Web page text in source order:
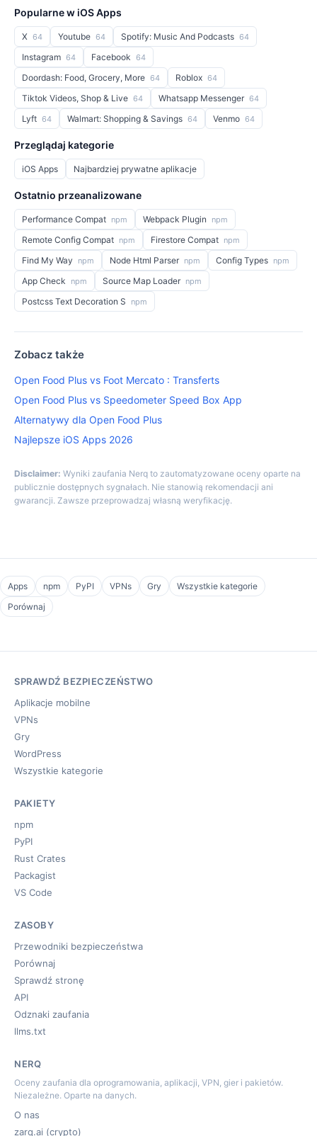
Popularne w iOS Apps
X 64 Youtube 64 Spotify: Music And Podcasts 64
Instagram 64 Facebook 64
Doordash: Food, Grocery, More 64 Roblox 64
Tiktok Videos, Shop & Live 64 Whatsapp Messenger 64
Lyft 64 Walmart: Shopping & Savings 64 Venmo 64
Przeglądaj kategorie
iOS Apps Najbardziej prywatne aplikacje
Ostatnio przeanalizowane
Performance Compat npm Webpack Plugin npm
Remote Config Compat npm Firestore Compat npm
Find My Way npm Node Html Parser npm Config Types npm
App Check npm Source Map Loader npm
Postcss Text Decoration S npm
Zobacz także
Open Food Plus vs Foot Mercato : Transferts
Open Food Plus vs Speedometer Speed Box App
Alternatywy dla Open Food Plus
Najlepsze iOS Apps 2026
Disclaimer: Wyniki zaufania Nerq to zautomatyzowane oceny oparte na
publicznie dostępnych sygnałach. Nie stanowią rekomendacji ani
gwarancji. Zawsze przeprowadzaj własną weryfikację.
Apps npm PyPI VPNs Gry
Wszystkie kategorie
Porównaj
SPRAWDŹ BEZPIECZEŃSTWO
Aplikacje mobilne
VPNs
Gry
WordPress
Wszystkie kategorie
PAKIETY
npm
PyPI
Rust Crates
Packagist
VS Code
ZASOBY
Przewodniki bezpieczeństwa
Porównaj
Sprawdź stronę
API
Odznaki zaufania
llms.txt
NERQ
Oceny zaufania dla oprogramowania, aplikacji, VPN, gier i pakietów.
Niezależne. Oparte na danych.
O nas
zarq.ai (crypto)